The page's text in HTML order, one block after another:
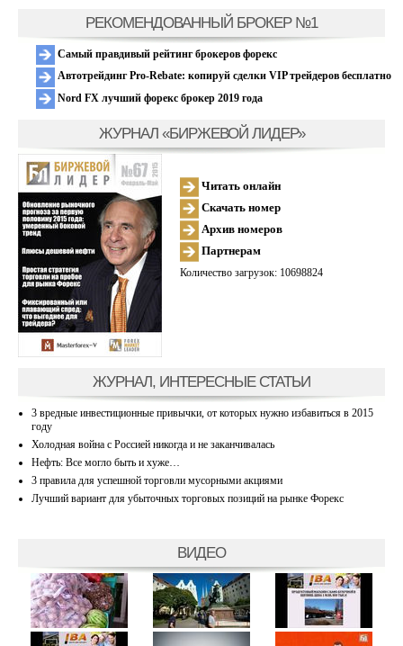
РЕКОМЕНДОВАННЫЙ БРОКЕР №1
Самый правдивый рейтинг брокеров форекс
Автотрейдинг Pro-Rebate: копируй сделки VIP трейдеров бесплатно
Nord FX лучший форекс брокер 2019 года
ЖУРНАЛ «БИРЖЕВОЙ ЛИДЕР»
Читать онлайн
Скачать номер
Архив номеров
Партнерам
Количество загрузок: 10698824
ЖУРНАЛ, ИНТЕРЕСНЫЕ СТАТЬИ
3 вредные инвестиционные привычки, от которых нужно избавиться в 2015
году
Холодная война с Россией никогда и не заканчивалась
Нефть: Все могло быть и хуже…
3 правила для успешной торговли мусорными акциями
Лучший вариант для убыточных торговых позиций на рынке Форекс
ВИДЕО